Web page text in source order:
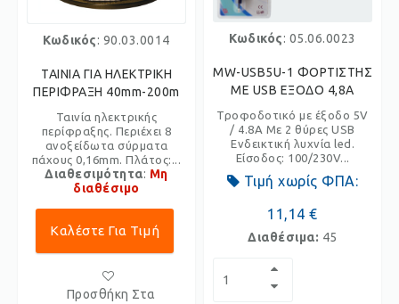
Κωδικός: 90.03.0014
ΤΑΙΝΙΑ ΓΙΑ ΗΛΕΚΤΡΙΚΗ
ΠΕΡΙΦΡΑΞΗ 40mm-200m
Ταινία ηλεκτρικής
περίφραξης. Περιέχει 8
ανοξείδωτα σύρματα
πάχους 0,16mm. Πλάτος:...
Διαθεσιμότητα: Μη
διαθέσιμο
Καλέστε Για Τιμή
Προσθήκη Στα
Κωδικός: 05.06.0023
MW-USB5U-1 ΦΟΡΤΙΣΤΗΣ
ΜΕ USB ΕΞΟΔΟ 4,8Α
Τροφοδοτικό με έξοδο 5V
/ 4.8A Mε 2 θύρες USB
Ενδεικτική λυχνία led.
Είσοδος: 100/230V...
Τιμή χωρίς ΦΠΑ:
11,14 €
Διαθέσιμα: 45